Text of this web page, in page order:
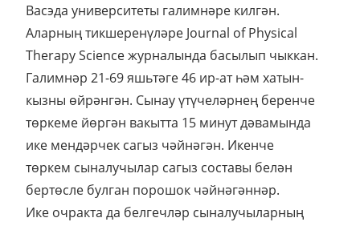
Васэда университеты галимнәре килгән.
Аларның тикшеренүләре Journal of Physical
Therapy Science журналында басылып чыккан.
Галимнәр 21-69 яшьтәге 46 ир-ат һәм хатын-
кызны өйрәнгән. Сынау үтүчеләрнең беренче
төркеме йөргән вакытта 15 минут дәвамында
ике мендәрчек сагыз чәйнәгән. Икенче
төркем сыналучылар сагыз составы белән
бертөсле булган порошок чәйнәгәннәр.
Ике очракта да белгечләр сыналучыларның